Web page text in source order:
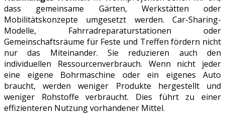
dass gemeinsame Gärten, Werkstätten oder
Mobilitätskonzepte umgesetzt werden. Car-Sharing-
Modelle, Fahrradreparaturstationen oder
Gemeinschaftsräume für Feste und Treffen fördern nicht
nur das Miteinander. Sie reduzieren auch den
individuellen Ressourcenverbrauch. Wenn nicht jeder
eine eigene Bohrmaschine oder ein eigenes Auto
braucht, werden weniger Produkte hergestellt und
weniger Rohstoffe verbraucht. Dies führt zu einer
effizienteren Nutzung vorhandener Mittel.